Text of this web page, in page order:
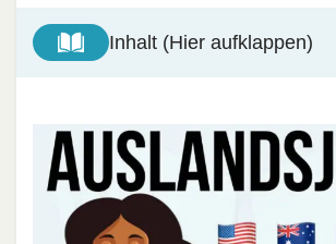
Inhalt (Hier aufklappen)